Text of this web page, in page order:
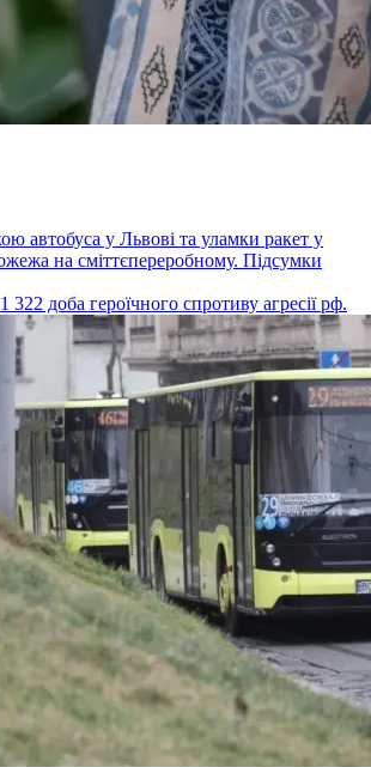
автобуса у Львові та уламки ракет у
на сміттєпереробному. Підсумки
доба героїчного спротиву агресії рф.